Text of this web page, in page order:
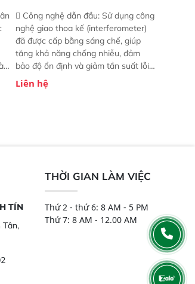
 Công nghệ dẫn đầu: Sử dụng công
nghệ giao thoa kế (interferometer)
đã được cấp bằng sáng chế, giúp
tăng khả năng chống nhiễu, đảm
bảo độ ổn định và giảm tần suất lỗi.
 Phạm vi ứng dụng rộng: Đáp ứng
nhu cầu kiểm tra đa dạng mẫu mã
Liên hệ
TÍN
Tân,
THỜI GIAN LÀM VIỆC
Thứ 2 - thứ 6: 8 AM - 5 PM
Thứ 7: 8 AM - 12.00 AM